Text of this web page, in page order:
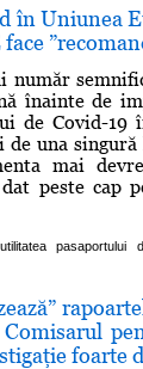
în Uniunea
număr
înainte de
de Covid-19
de una
mai
peste cap
utilitatea pasaportului
foarte